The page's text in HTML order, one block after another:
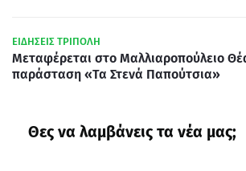
ΕΙΔΗΣΕΙΣ ΤΡΙΠΟΛΗ
Μεταφέρεται στο Μαλλιαροπούλειο
παράσταση «Τα Στενά Παπούτσια»
Θες να λαμβάνεις τα νέα μας;